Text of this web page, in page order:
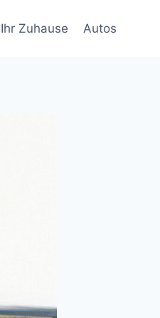
Zuhause Autos